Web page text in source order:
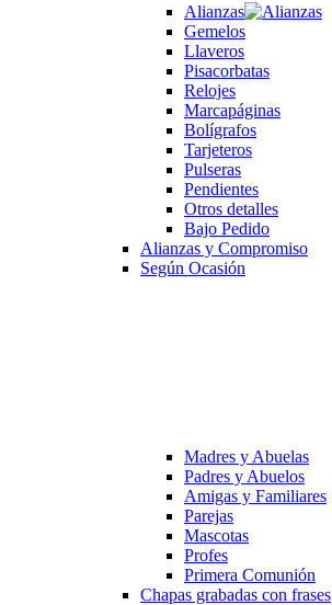
Alianzas
Gemelos
Llaveros
Pisacorbatas
Relojes
Marcapáginas
Bolígrafos
Tarjeteros
Pulseras
Pendientes
Otros detalles
Bajo Pedido
Alianzas y Compromiso
Según Ocasión
Madres y Abuelas
Padres y Abuelos
Amigas y Familiares
Parejas
Mascotas
Profes
Primera Comunión
Chapas grabadas con frases